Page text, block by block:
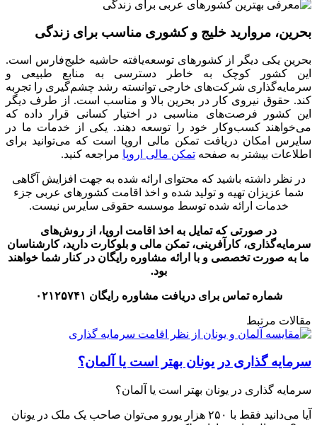
بحرین، مروارید خلیج و کشوری مناسب برای زندگی
بحرین یکی دیگر از کشورهای توسعه‌یافته حاشیه خلیج‌فارس است.
این کشور کوچک به خاطر دسترسی به منابع طبیعی و
سرمایه‌گذاری شرکت‌های خارجی توانسته رشد چشم‌گیری را تجربه
کند. حقوق نیروی کار در بحرین بالا و مناسب است. از طرف دیگر
این کشور فرصت‌های مناسبی در اختیار کسانی قرار داده که
می‌خواهند کسب‌وکار خود را توسعه دهند. یکی از خدمات ما در
سایرس امکان دریافت تمکن مالی اروپا است که می‌توانید برای
اطلاعات بیشتر به صفحه تمکن مالی اروپا مراجعه کنید.
در نظر داشته باشید که محتوای ارائه شده به جهت افزایش آگاهی
شما عزیزان تهیه و تولید شده و اخذ اقامت کشورهای عربی جزء
خدمات ارائه شده توسط موسسه حقوقی سایرس نیست.
در صورتی که تمایل به اخذ اقامت اروپا، از روش‌های
سرمایه‌گذاری، کارآفرینی، تمکن مالی و بلوکارت دارید، کارشناسان
ما به صورت تخصصی و با ارائه مشاوره رایگان در کنار شما خواهند
بود.
شماره تماس برای دریافت مشاوره رایگان ۰۲۱۲۵۷۴۱
مقالات مرتبط
سرمایه گذاری در یونان بهتر است یا آلمان؟
سرمایه گذاری در یونان بهتر است یا آلمان؟
آیا می‌دانید فقط با ۲۵۰ هزار یورو می‌توان صاحب یک ملک در یونان